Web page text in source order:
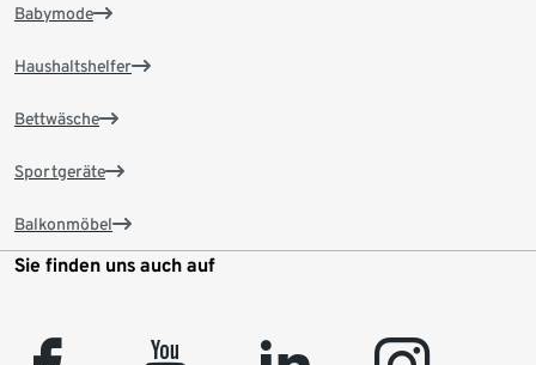
Babymode
Haushaltshelfer
Bettwäsche
Sportgeräte
Balkonmöbel
Sie finden uns auch auf